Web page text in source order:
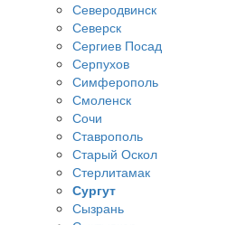
Северодвинск
Северск
Сергиев Посад
Серпухов
Симферополь
Смоленск
Сочи
Ставрополь
Старый Оскол
Стерлитамак
Сургут
Сызрань